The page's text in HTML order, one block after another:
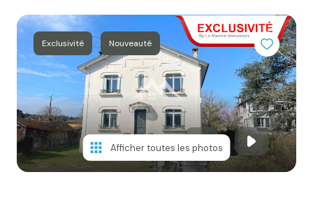
Actualités
Newsletter
Honoraires
Contact
Exclusivité Nouveauté
Afficher toutes les photos